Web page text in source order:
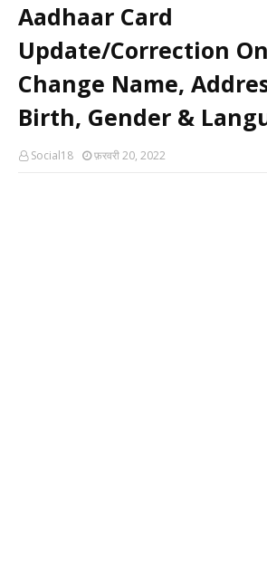
Aadhaar Card
Update/Correction
Change Name,
Birth, Gender &
Social18 फ़रवरी 20, 2022